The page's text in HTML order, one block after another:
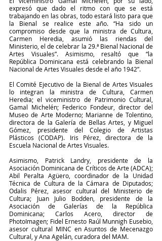
expresó que dado el ritmo con que se está
trabajando en las obras, todo estará listo para que
la Bienal se realice este año. “Ha sido un
compromiso desde que la ministra de Cultura,
Carmen Heredia, asumió las riendas del
Ministerio, el de celebrar la 29.ª Bienal Nacional de
Artes Visuales”. Asimismo, resaltó que “la
República Dominicana está celebrando la Bienal
Nacional de Artes Visuales desde el año 1942”.
El Comité Ejecutivo de la Bienal de Artes Visuales
lo integran la ministra de Cultura, Carmen
Heredia; el viceministro de Patrimonio Cultural,
Gamal Michelén; Federico Fondeur, director del
Museo de Arte Moderno; Marianne de Tolentino,
directora de la Galería de Bellas Artes, y Miguel
Gómez, presidente del Colegio de Artistas
Plásticos (CODAP). Iris Pérez, directora de la
Escuela Nacional de Artes Visuales.
Asimismo, Patrick Landry, presidente de la
Asociación Dominicana de Críticos de Arte (ADCA);
Abil Peralta Agüero, coordinador de la Unidad
Técnica de Cultura de la Cámara de Diputados;
Odalis Pérez, asesor cultural del Ministerio de
Cultura; Juan Julio Bodden, presidente de la
Asociación de Galerías de la República
Dominicana; Carlos Acero, director de
PhotoImagen; Fidel Ernesto Raúl Munnigh Eusebio,
asesor cultural MINC en Asuntos de Mecenazgo
Cultural, y Ana Agelán, curadora del MAM.